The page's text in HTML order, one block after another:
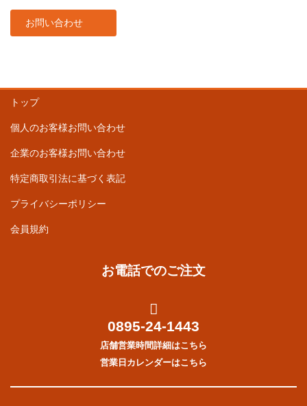
お問い合わせ
トップ
個人のお客様お問い合わせ
企業のお客様お問い合わせ
特定商取引法に基づく表記
プライバシーポリシー
会員規約
お電話でのご注文
0895-24-1443
店舗営業時間詳細はこちら
営業日カレンダーはこちら